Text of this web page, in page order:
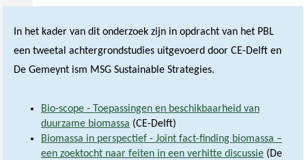
In het kader van dit onderzoek zijn in opdracht van het PBL
een tweetal achtergrondstudies uitgevoerd door CE-Delft en
De Gemeynt ism MSG Sustainable Strategies.
Bio-scope - Toepassingen en beschikbaarheid van
duurzame biomassa (CE-Delft)
Biomassa in perspectief - Joint fact-finding biomassa –
een zoektocht naar feiten in een verhitte discussie (De